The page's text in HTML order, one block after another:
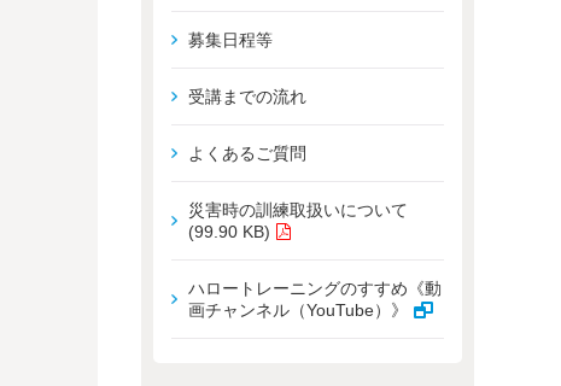
募集日程等
受講までの流れ
よくあるご質問
災害時の訓練取扱いについて
(99.90 KB)
ハロートレーニングのすすめ《動
画チャンネル（YouTube）》